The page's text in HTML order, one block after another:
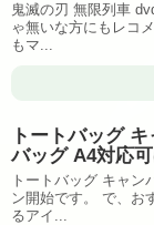
鬼滅の刃 無限列車
ゃ無いな方にもレコ
もマ...
トートバッグ
バッグ A4対応
トートバッグ キャン
ン開始です。 で、お
るアイ...